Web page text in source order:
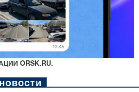
ORSK.RU.